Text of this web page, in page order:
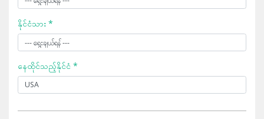
နိုင်ငံသား *
နေထိုင်သည့်နိုင်ငံ *